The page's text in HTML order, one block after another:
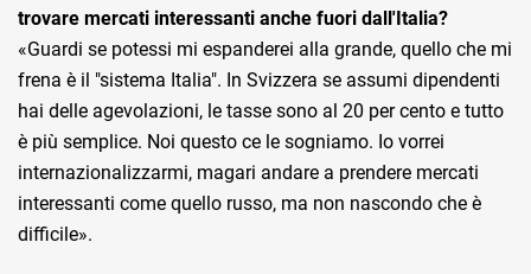
trovare mercati interessanti anche fuori dall'Italia?
«Guardi se potessi mi espanderei alla grande, quello che mi
frena è il "sistema Italia". In Svizzera se assumi dipendenti
hai delle agevolazioni, le tasse sono al 20 per cento e tutto
è più semplice. Noi questo ce le sogniamo. Io vorrei
internazionalizzarmi, magari andare a prendere mercati
interessanti come quello russo, ma non nascondo che è
difficile».